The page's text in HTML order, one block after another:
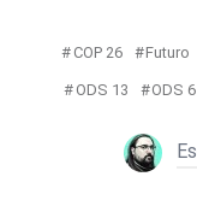
COP 26 Futuro
ODS 13 ODS 6